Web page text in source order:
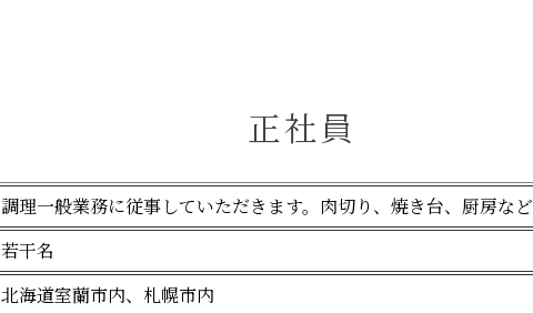
正社員
調理一般業務に従事していただきます。肉切り、焼き台、厨房など
若干名
北海道室蘭市内、札幌市内